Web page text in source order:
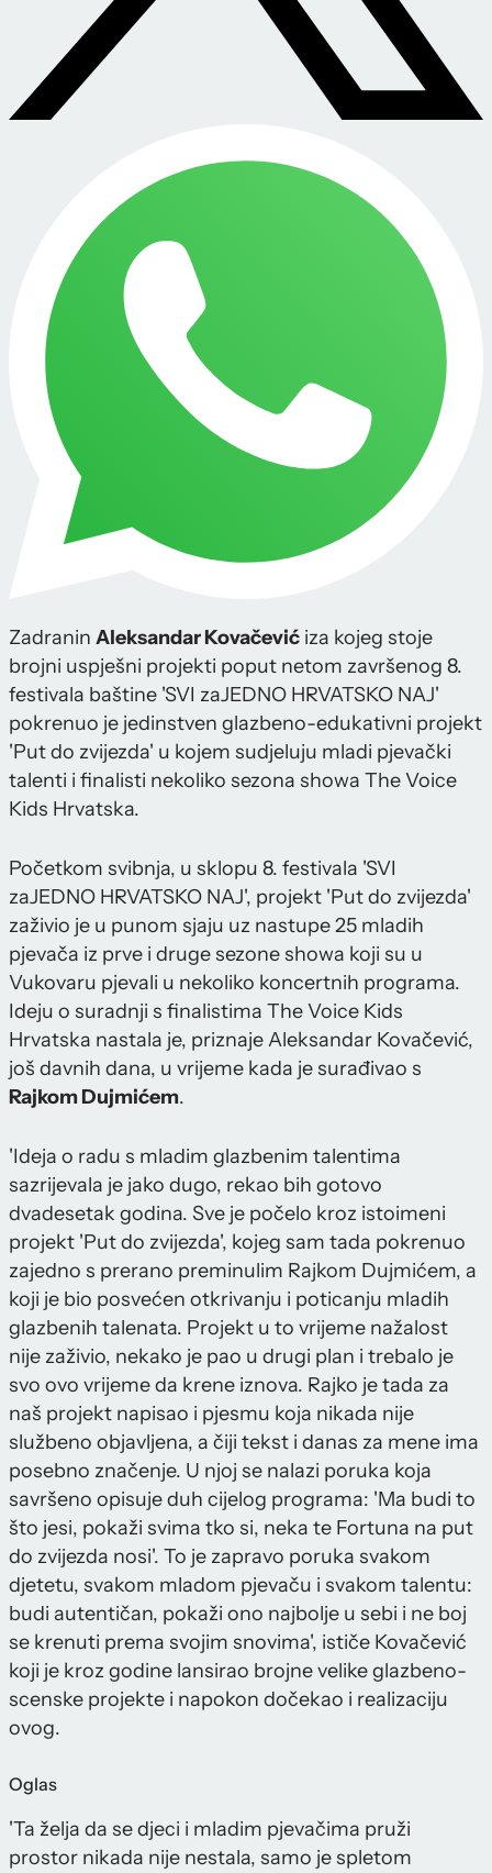
Zadranin Aleksandar Kovačević iza kojeg stoje
brojni uspješni projekti poput netom završenog 8.
festivala baštine 'SVI zaJEDNO HRVATSKO NAJ'
pokrenuo je jedinstven glazbeno-edukativni projekt
'Put do zvijezda' u kojem sudjeluju mladi pjevački
talenti i finalisti nekoliko sezona showa The Voice
Kids Hrvatska.
Početkom svibnja, u sklopu 8. festivala 'SVI
zaJEDNO HRVATSKO NAJ', projekt 'Put do zvijezda'
zaživio je u punom sjaju uz nastupe 25 mladih
pjevača iz prve i druge sezone showa koji su u
Vukovaru pjevali u nekoliko koncertnih programa.
Ideju o suradnji s finalistima The Voice Kids
Hrvatska nastala je, priznaje Aleksandar Kovačević,
još davnih dana, u vrijeme kada je surađivao s
Rajkom Dujmićem.
'Ideja o radu s mladim glazbenim talentima
sazrijevala je jako dugo, rekao bih gotovo
dvadesetak godina. Sve je počelo kroz istoimeni
projekt 'Put do zvijezda', kojeg sam tada pokrenuo
zajedno s prerano preminulim Rajkom Dujmićem, a
koji je bio posvećen otkrivanju i poticanju mladih
glazbenih talenata. Projekt u to vrijeme nažalost
nije zaživio, nekako je pao u drugi plan i trebalo je
svo ovo vrijeme da krene iznova. Rajko je tada za
naš projekt napisao i pjesmu koja nikada nije
službeno objavljena, a čiji tekst i danas za mene ima
posebno značenje. U njoj se nalazi poruka koja
savršeno opisuje duh cijelog programa: 'Ma budi to
što jesi, pokaži svima tko si, neka te Fortuna na put
do zvijezda nosi'. To je zapravo poruka svakom
djetetu, svakom mladom pjevaču i svakom talentu:
budi autentičan, pokaži ono najbolje u sebi i ne boj
se krenuti prema svojim snovima', ističe Kovačević
koji je kroz godine lansirao brojne velike glazbeno-
scenske projekte i napokon dočekao i realizaciju
ovog.
Oglas
'Ta želja da se djeci i mladim pjevačima pruži
prostor nikada nije nestala, samo je spletom